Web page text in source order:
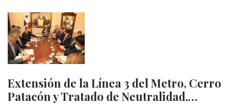
Extensión de la Línea 3 del Metro, Cerro
Patacón y Tratado de Neutralidad,…